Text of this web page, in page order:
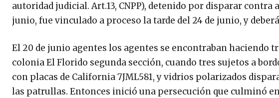
autoridad judicial. Art.13, CNPP), detenido por disparar
junio, fue vinculado a proceso la tarde del 24 de junio, y
El 20 de junio agentes los agentes se encontraban haciendo
colonia El Florido segunda sección, cuando tres sujetos a
con placas de California 7JML581, y vidrios polarizados
las patrullas. Entonces inició una persecución que culminó